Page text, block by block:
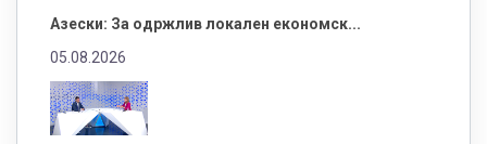
Азески: За одржлив локален економск...
05.08.2026